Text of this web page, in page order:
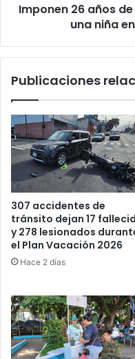
Libertad
Imponen 26 años
una niña
Publicaciones
307 accidentes de
tránsito dejan 17
y 278 lesionados
el Plan Vacación 2026
Hace 2 días